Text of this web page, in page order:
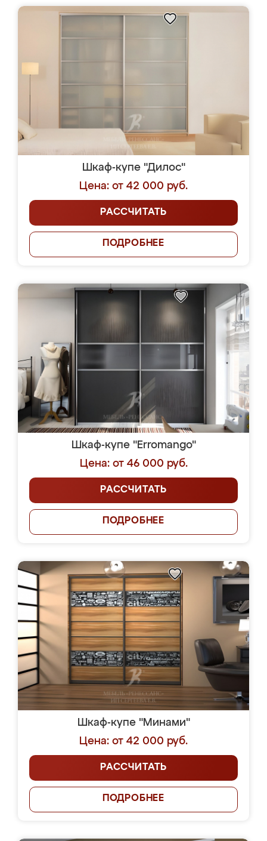
Шкаф-купе "Дилос"
Цена: от 42 000 руб.
РАССЧИТАТЬ
ПОДРОБНЕЕ
Шкаф-купе "Erromango"
Цена: от 46 000 руб.
РАССЧИТАТЬ
ПОДРОБНЕЕ
Шкаф-купе "Минами"
Цена: от 42 000 руб.
РАССЧИТАТЬ
ПОДРОБНЕЕ